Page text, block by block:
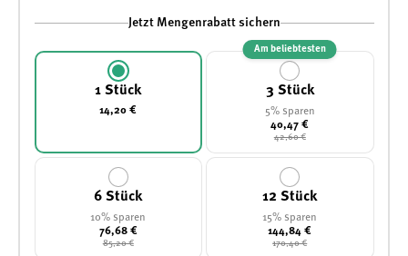
Jetzt Mengenrabatt sichern
1 Stück
14,20 €
3 Stück
5% sparen
Am beliebtesten
40,47 €
42,60 €
6 Stück
10% sparen
76,68 €
85,20 €
12 Stück
15% sparen
144,84 €
170,40 €